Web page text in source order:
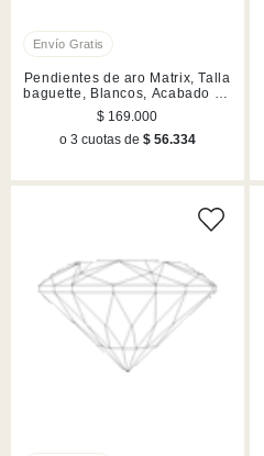
Pendientes de aro Matrix, Talla
baguette, Blancos, Acabado en
rodio
$ 169.000
o 3 cuotas de $ 56.334